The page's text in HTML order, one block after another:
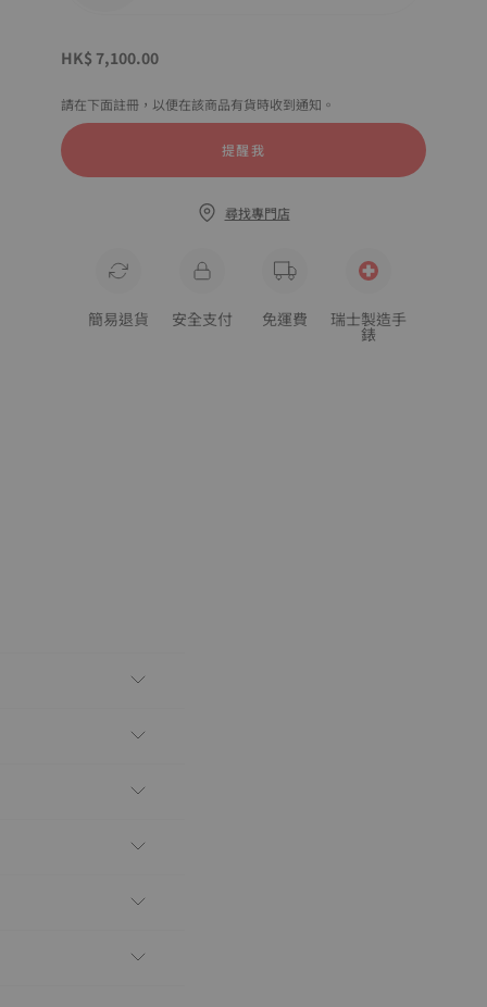
HK$ 7,100.00
請在下面註冊，以便在該商品有貨時收到通知。
提醒我
尋找專門店
簡易退貨 安全支付 免運費 瑞士製造手
錶